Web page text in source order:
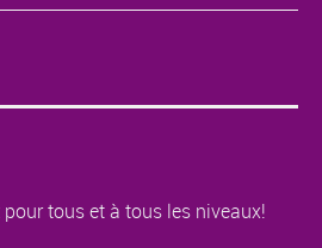
pour tous et à tous les niveaux!